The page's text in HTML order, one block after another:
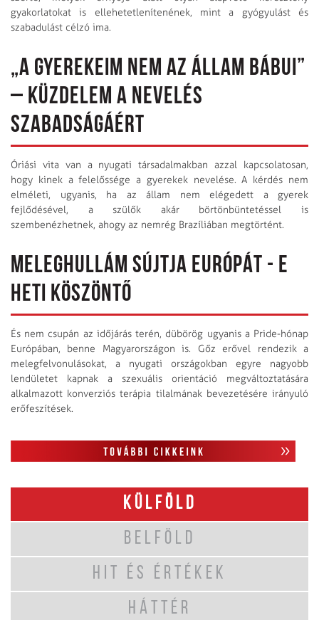
gyakorlatokat is ellehetetlenítenének, mint a gyógyulást és
szabadulást célzó ima.
„A GYEREKEIM NEM AZ ÁLLAM BÁBUI”
– KÜZDELEM A NEVELÉS
SZABADSÁGÁÉRT
Óriási vita van a nyugati társadalmakban azzal kapcsolatosan,
hogy kinek a felelőssége a gyerekek nevelése. A kérdés nem
elméleti, ugyanis, ha az állam nem elégedett a gyerek
fejlődésével, a szülők akár börtön­büntetéssel is
szembenézhetnek, ahogy az nemrég Brazíliában megtörtént.
MELEGHULLÁM SÚJTJA EURÓPÁT - E
HETI KÖSZÖNTŐ
És nem csupán az időjárás terén, dübörög ugyanis a Pride-hónap
Európában, benne Magyarországon is. Gőz erővel rendezik a
melegfelvonulásokat, a nyugati országokban egyre nagyobb
lendületet kapnak a szexuális orientáció megváltoztatására
alkalmazott konverziós terápia tilalmának bevezetésére irányuló
erőfeszítések.
KÜLFÖLD
BELFÖLD
HIT ÉS ÉRTÉKEK
HÁTTÉR